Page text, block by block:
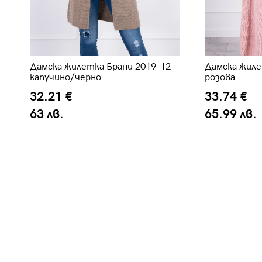
Дамска жилетка Брани 2019-12 -
капучино/черно
32.21 €
63 лв.
Дамска
розова
33.74 €
65.99 лв.